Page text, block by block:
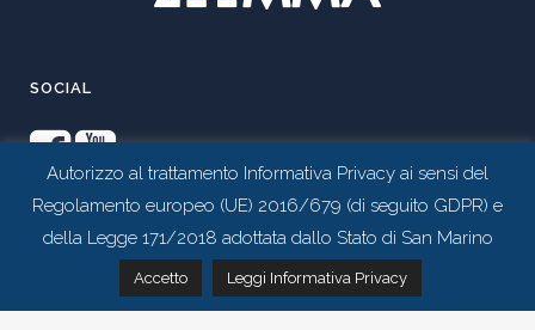
SOCIAL
Realizzato daStudio 99
Autorizzo al trattamento Informativa Privacy ai sensi del
Regolamento europeo (UE) 2016/679 (di seguito GDPR) e
della Legge 171/2018 adottata dallo Stato di San Marino
Accetto Leggi Informativa Privacy
Contattaci tramite whatsapp